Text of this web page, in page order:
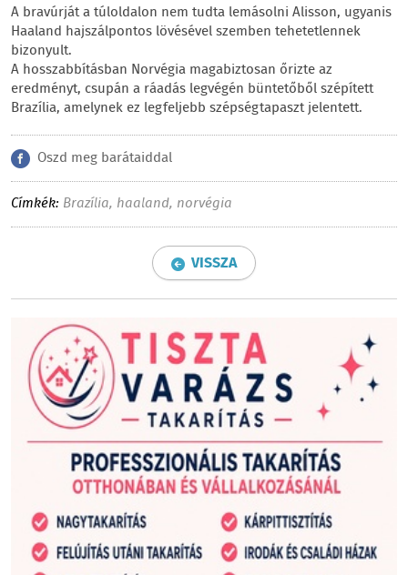
A bravúrját a túloldalon nem tudta lemásolni Alisson, ugyanis
Haaland hajszálpontos lövésével szemben tehetetlennek
bizonyult.
A hosszabbításban Norvégia magabiztosan őrizte az
eredményt, csupán a ráadás legvégén büntetőből szépített
Brazília, amelynek ez legfeljebb szépségtapaszt jelentett.
Oszd meg barátaiddal
Címkék: Brazília, haaland, norvégia
VISSZA